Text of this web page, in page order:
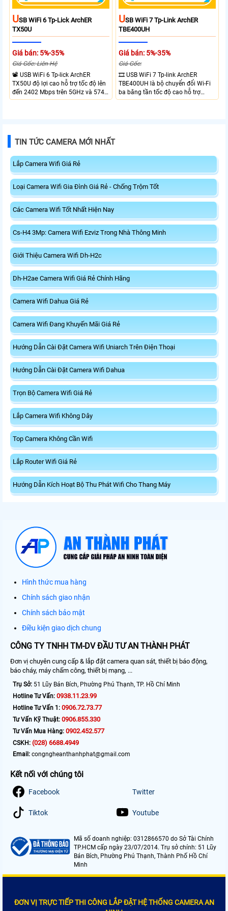
USB WiFi 6 Tp-Lick ArchER
TX50U
Giá bán: 5%-35%
Giá Gốc: Liên Hệ
📽 USB WiFi 6 Tp-lick ArchER
TX50U độ lợi cao hỗ trợ tốc độ lên
đến 2402 Mbps trên 5GHz và 574
Mbps trên 2.4GHz mang đến kết
liệu nhanh, kết hợp WPA3 tăng
USB WiFi 7 Tp-Link ArchER
TBE400UH
Giá bán: 5%-35%
Giá Gốc:
🎞 USB WiFi 7 Tp-link ArchER
TBE400UH là bộ chuyển đổi Wi-Fi
ba băng tần tốc độ cao hỗ trợ
2882 Mbps trên 6GHz, 2882 Mbps
TIN TỨC CAMERA MỚI NHẤT
Lắp Camera Wifi Giá Rẻ
Loại Camera Wifi Gia Đình Giá Rẻ - Chống Trộm Tốt
Các Camera Wifi Tốt Nhất Hiện Nay
Cs-H4 3Mp: Camera Wifi Ezviz Trong Nhà Thông Minh
Giới Thiệu Camera Wifi Dh-H2c
Dh-H2ae Camera Wifi Giá Rẻ Chính Hãng
Camera Wifi Dahua Giá Rẻ
Camera Wifi Đang Khuyến Mãi Giá Rẻ
Hướng Dẫn Cài Đặt Camera Wifi Uniarch Trên Điện Thoại
Hướng Dẫn Cài Đặt Camera Wifi Dahua
Trọn Bộ Camera Wifi Giá Rẻ
Lắp Camera Wifi Không Dây
Top Camera Không Cần Wifi
Lắp Router Wifi Giá Rẻ
Hướng Dẫn Kích Hoạt Bộ Thu Phát Wifi Cho Thang Máy
Hình thức mua hàng
Chính sách giao nhận
Chính sách bảo mật
Điều kiện giao dịch chung
CÔNG TY TNHH TM-DV ĐẦU TƯ AN THÀNH PHÁT
Đơn vị chuyên cung cấp & lắp đặt camera quan sát, thiết bị báo động,
báo cháy, máy chấm công, thiết bị mạng, ...
Trụ Sở: 51 Lũy Bán Bích, Phường Phú Thạnh, TP. Hồ Chí Minh
Hotline Tư Vấn: 0938.11.23.99
Hotline Tư Vấn 1: 0906.72.73.77
Tư Vấn Kỹ Thuật: 0906.855.330
Tư Vấn Mua Hàng: 0902.452.577
CSKH: (028) 6688.4949
Email: congngheanthanhphat@gmail.com
Kết nối với chúng tôi
Facebook Twitter
Tiktok Youtube
Mã số doanh nghiệp: 0312866570 do Sở Tài Chính
TP.HCM cấp ngày 23/07/2014. Trụ sở chính: 51 Lũy
Bán Bích, Phường Phú Thạnh, Thành Phố Hồ Chí
Minh
ĐƠN VỊ TRỰC TIẾP THI CÔNG LẮP ĐẶT HỆ THỐNG CAMERA AN